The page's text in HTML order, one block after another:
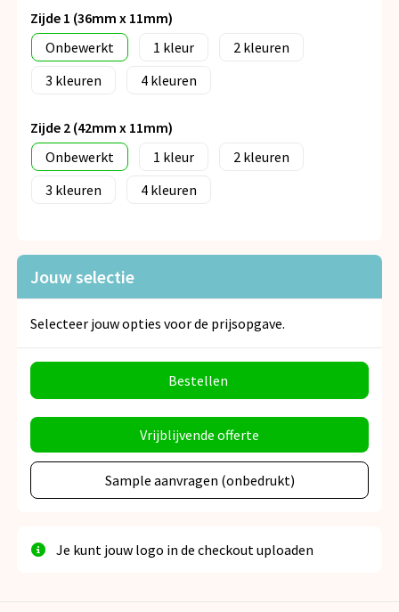
Zijde 1 (36mm x 11mm)
Onbewerkt
1
2
3
4
Zijde 2 (42mm x 11mm)
Onbewerkt
1
2
3
4
Jouw selectie
Selecteer jouw opties voor de prijsopgave.
Bestellen
Vrijblijvende offerte
Sample aanvragen (onbedrukt)
Je kunt jouw logo in de checkout uploaden